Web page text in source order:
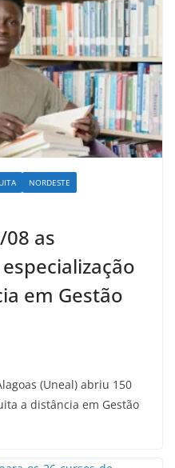
NORDESTE
as
em Gestão
(Uneal) abriu 150
a distância em Gestão